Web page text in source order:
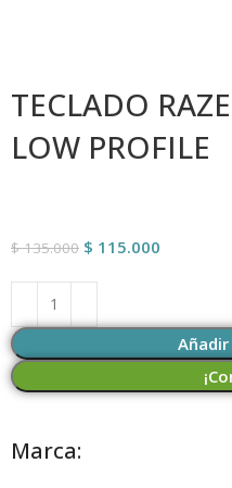
TECLADO
LOW PROFILE
$135.000 $ 115.000
Marca: